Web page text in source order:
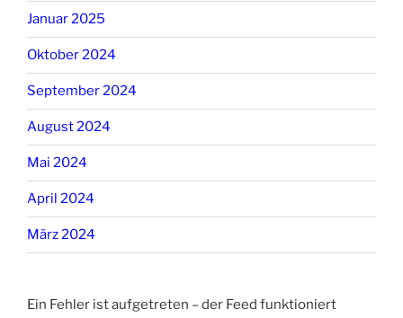
Januar 2025
Oktober 2024
September 2024
August 2024
Mai 2024
April 2024
März 2024
Ein Fehler ist aufgetreten – der Feed funktioniert